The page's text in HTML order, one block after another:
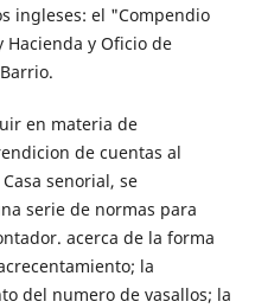
ingleses: el "Compendio
Hacienda y Oficio de
en materia de
de cuentas al
senorial, se
serie de normas para
acerca de la forma
la
del numero de vasallos; la